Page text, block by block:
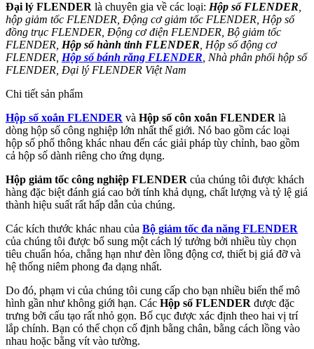
Đại lý FLENDER là chuyên gia về các loại: Hộp số FLENDER
hộp giảm tốc FLENDER, Động cơ giảm tốc FLENDER, Hộp số
đồng trục FLENDER, Động cơ điện FLENDER, Bộ giảm tốc
FLENDER, Hộp số hành tinh FLENDER , Hộp số động cơ
FLENDER, Hộp số bánh răng FLENDER , Nhà phân phối hộp số
FLENDER, Đại lý FLENDER Việt Nam
Chi tiết sản phẩm
Hộp số xoắn FLENDER và Hộp số côn xoắn FLENDER là
dòng hộp số công nghiệp lớn nhất thế giới. Nó bao gồm các loại
hộp số phổ thông khác nhau đến các giải pháp tùy chỉnh, bao gồm
cả hộp số dành riêng cho ứng dụng.
Hộp giảm tốc công nghiệp FLENDER của chúng tôi được khách
hàng đặc biệt đánh giá cao bởi tính khả dụng, chất lượng và tỷ lệ giá
thành hiệu suất rất hấp dẫn của chúng.
Các kích thước khác nhau của Bộ giảm tốc đa năng FLENDER
của chúng tôi được bổ sung một cách lý tưởng bởi nhiều tùy chọn
tiêu chuẩn hóa, chẳng hạn như đèn lồng động cơ, thiết bị giá đỡ và
hệ thống niêm phong đa dạng nhất.
Do đó, phạm vi của chúng tôi cung cấp cho bạn nhiều biến thể mô
hình gần như không giới hạn. Các Hộp số FLENDER được đặc
trưng bởi cấu tạo rất nhỏ gọn. Bố cục được xác định theo hai vị trí
lắp chính. Bạn có thể chọn cố định bằng chân, bằng cách lồng vào
nhau hoặc bằng vít vào tường.